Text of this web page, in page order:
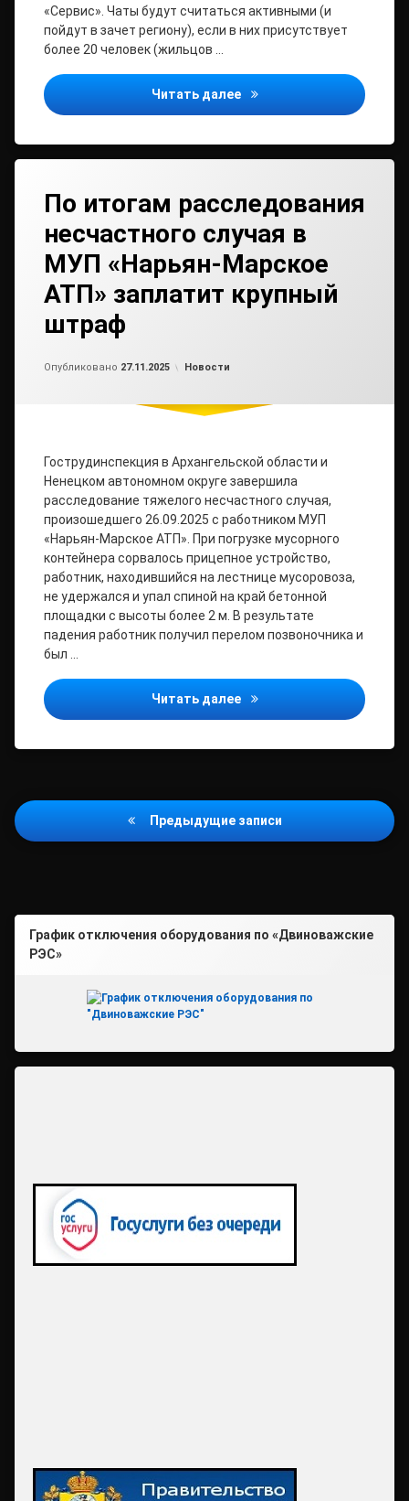
«Сервис». Чаты будут считаться активными (и
пойдут в зачет региону), если в них присутствует
более 20 человек (жильцов …
Читать далее Информируем Вас о том,
По итогам расследования
несчастного случая в
МУП «Нарьян-Марское
АТП» заплатит крупный
штраф
Опубликовано 27.11.2025 Рубрики:
Новости
Гострудинспекция в Архангельской области и
Ненецком автономном округе завершила
расследование тяжелого несчастного случая,
произошедшего 26.09.2025 с работником МУП
«Нарьян-Марское АТП». При погрузке мусорного
контейнера сорвалось прицепное устройство,
работник, находившийся на лестнице мусоровоза,
не удержался и упал спиной на край бетонной
площадки с высоты более 2 м. В результате
падения работник получил перелом позвоночника и
был …
Читать далее По итогам
Навигация
по
Предыдущие записи
График отключения оборудования по «Двиноважские
РЭС»